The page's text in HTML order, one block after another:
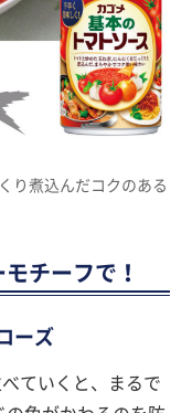
り煮込んだコクのある
チーフで！
ーズ
ていくと、まるで